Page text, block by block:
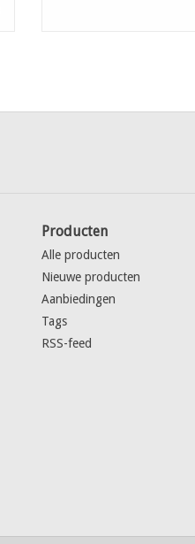
Producten
Alle producten
Nieuwe producten
Aanbiedingen
Tags
RSS-feed